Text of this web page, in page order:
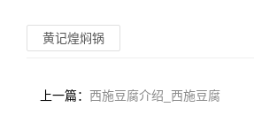
黄记煌焖锅
上一篇： 西施豆腐介绍_西施豆腐